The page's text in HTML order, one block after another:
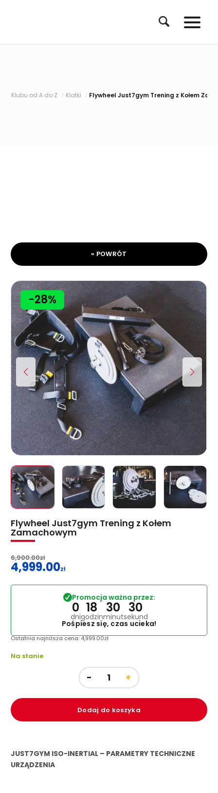
od A do Z / Klatki / Flywheel Just7gym Trening z Kołem
« POWRÓT
Flywheel Just7gym Trening z Kołem
Zamachowym
6,900.00zł
Pierwotna
wynosiła:
4,999.00zł
Promocja ważna przez:
0
dni
18
godzin
30
minut
30
sekund
Pośpiesz się, czas ucieka!
Ostatnia najniższa cena:4,999.00zł
Na stanie
Dodaj do koszyka
JUST7GYM ISO-INERTIAL – PARAMETRY TECHNICZNE
URZĄDZENIA
-28%